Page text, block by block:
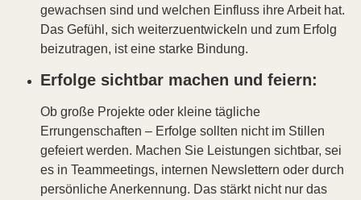
gewachsen sind und welchen Einfluss ihre Arbeit hat.
Das Gefühl, sich weiterzuentwickeln und zum Erfolg
beizutragen, ist eine starke Bindung.
Erfolge sichtbar machen und feiern:
Ob große Projekte oder kleine tägliche
Errungenschaften – Erfolge sollten nicht im Stillen
gefeiert werden. Machen Sie Leistungen sichtbar, sei
es in Teammeetings, internen Newslettern oder durch
persönliche Anerkennung. Das stärkt nicht nur das